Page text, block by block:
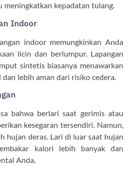
meningkatkan kepadatan tulang.
Indoor
indoor memungkinkan Anda
licin dan berlumpur. Lapangan
sintetis biasanya menawarkan
lebih aman dari risiko cedera.
bahwa berlari saat gerimis atau
kesegaran tersendiri. Namun,
hujan deras. Lari di luar saat hujan
kalori lebih banyak dan
Anda.